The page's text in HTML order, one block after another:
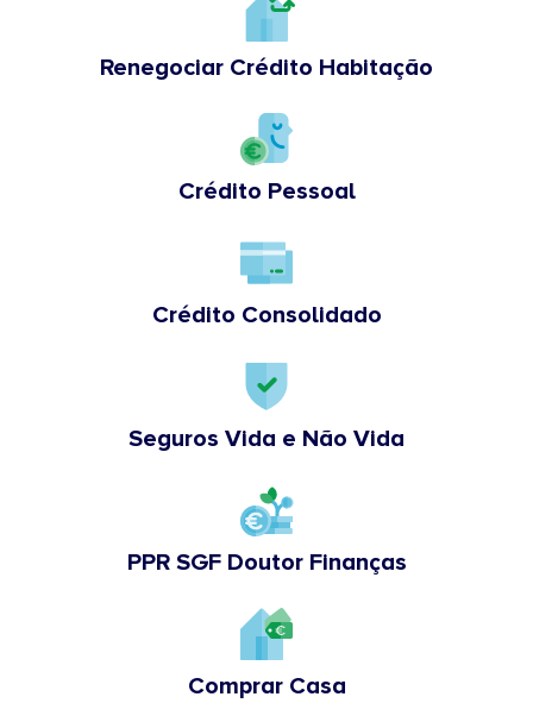
Renegociar Crédito Habitação
Crédito Pessoal
Crédito Consolidado
Seguros Vida e Não Vida
PPR SGF Doutor Finanças
Comprar Casa